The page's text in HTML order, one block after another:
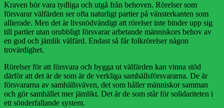
Kraven bör vara tydliga och utgå från behoven. Rörelser som
försvarar välfärden ser ofta naturligt partier på vänsterkanten som
allierade. Men det är livsnödvändigt att rörelser inte binder upp sig
till partier utan orubbligt försvarar arbetande människors behov av
en god och jämlik välfärd. Endast så får folkrörelser någon
trovärdighet.
Rörelser för att försvara och bygga ut välfärden kan vinna stöd
därför att det är de som är de verkliga samhällsförsvararna. De är
försvararna av samhällsväven, det som håller människor samman
och gör samhället mer jämlikt. Det är de som står för solidariteten i
ett sönderfallande system.